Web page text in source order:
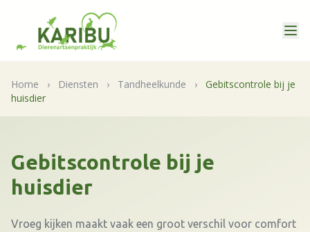
Home › Diensten › Tandheelkunde ›
Gebitscontrole bij je
huisdier
Gebitscontrole bij je
huisdier
Vroeg kijken maakt vaak een groot verschil voor comfort